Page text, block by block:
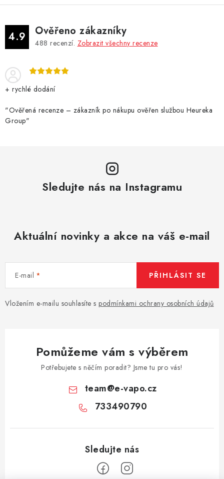
4.9 Ověřeno zákazníky
488 recenzí. Zobrazit všechny recenze
+ rychlé dodání
"Ověřená recenze – zákazník po nákupu ověřen službou Heureka
Group"
Sledujte nás na Instagramu
Aktuální novinky a akce na váš e-mail
E-mail
Vložením e-mailu souhlasíte s podmínkami ochrany osobních údajů
PŘIHLÁSIT SE
Pomůžeme vám s výběrem
Potřebujete s něčím poradit? Jsme tu pro vás!
team@e-vapo.cz
733490790